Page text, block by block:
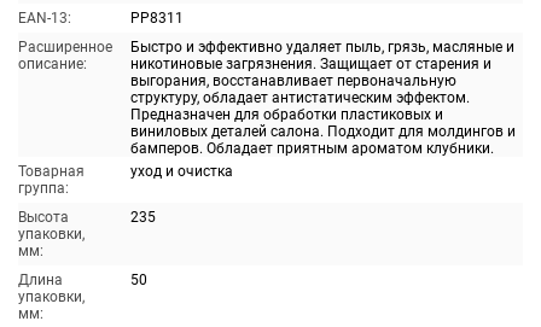
EAN-13:
PP8311
Расширенное
описание:
Быстро и эффективно удаляет пыль, грязь, масляные и
никотиновые загрязнения. Защищает от старения и
выгорания, восстанавливает первоначальную
структуру, обладает антистатическим эффектом.
Предназначен для обработки пластиковых и
виниловых деталей салона. Подходит для молдингов и
бамперов. Обладает приятным ароматом клубники.
Товарная
группа:
уход и очистка
Высота
упаковки,
мм:
235
Длина
упаковки,
мм:
50